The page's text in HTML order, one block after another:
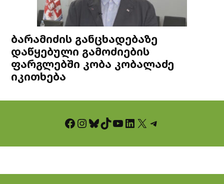
ბარამიძის განცხადებაზე
დაწყებული გამოძიების
ფარგლებში კობა კობალაძე
იკითხება
Facebook InstagramBluesky TikTok YouTube LinkedIn X Telegram